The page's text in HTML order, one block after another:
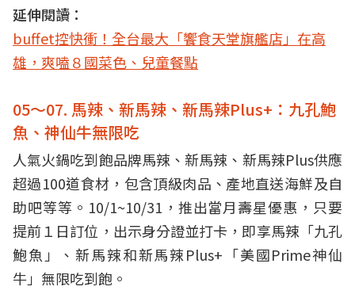
延伸閱讀：
buffet控快衝！全台最大「饗食天堂旗艦店」在高
雄，爽嗑８國菜色、兒童餐點
05～07. 馬辣、新馬辣、新馬辣Plus+：九孔鮑
魚、神仙牛無限吃
人氣火鍋吃到飽品牌馬辣、新馬辣、新馬辣Plus供應
超過100道食材，包含頂級肉品、產地直送海鮮及自
助吧等等。10/1~10/31，推出當月壽星優惠，只要
提前１日訂位，出示身分證並打卡，即享馬辣「九孔
鮑魚」、新馬辣和新馬辣Plus+「美國Prime神仙
牛」無限吃到飽。